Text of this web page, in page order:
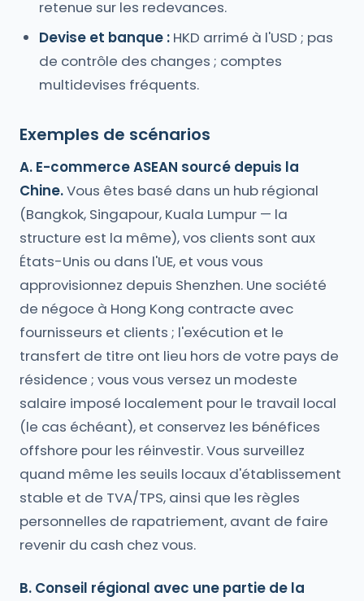
retenue sur les redevances.
Devise et banque : HKD arrimé à l'USD ; pas
de contrôle des changes ; comptes
multidevises fréquents.
Exemples de scénarios
A. E-commerce ASEAN sourcé depuis la
Chine.Vous êtes basé dans un hub régional
(Bangkok, Singapour, Kuala Lumpur — la
structure est la même), vos clients sont aux
États-Unis ou dans l'UE, et vous vous
approvisionnez depuis Shenzhen. Une société
de négoce à Hong Kong contracte avec
fournisseurs et clients ; l'exécution et le
transfert de titre ont lieu hors de votre pays de
résidence ; vous vous versez un modeste
salaire imposé localement pour le travail local
(le cas échéant), et conservez les bénéfices
offshore pour les réinvestir. Vous surveillez
quand même les seuils locaux d'établissement
stable et de TVA/TPS, ainsi que les règles
personnelles de rapatriement, avant de faire
revenir du cash chez vous.
B. Conseil régional avec une partie de la